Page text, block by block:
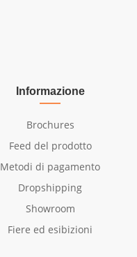
Informazione
Brochures
Feed del prodotto
Metodi di pagamento
Dropshipping
Showroom
Fiere ed esibizioni